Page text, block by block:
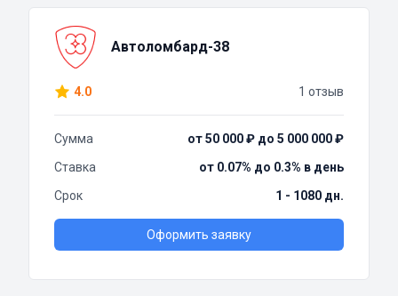
Автоломбард-38
4.0 1 отзыв
Сумма
от 50 000 ₽ до 5 000 000 ₽
Ставка
от 0.07% до 0.3% в день
Срок
1 - 1080 дн.
Оформить заявку